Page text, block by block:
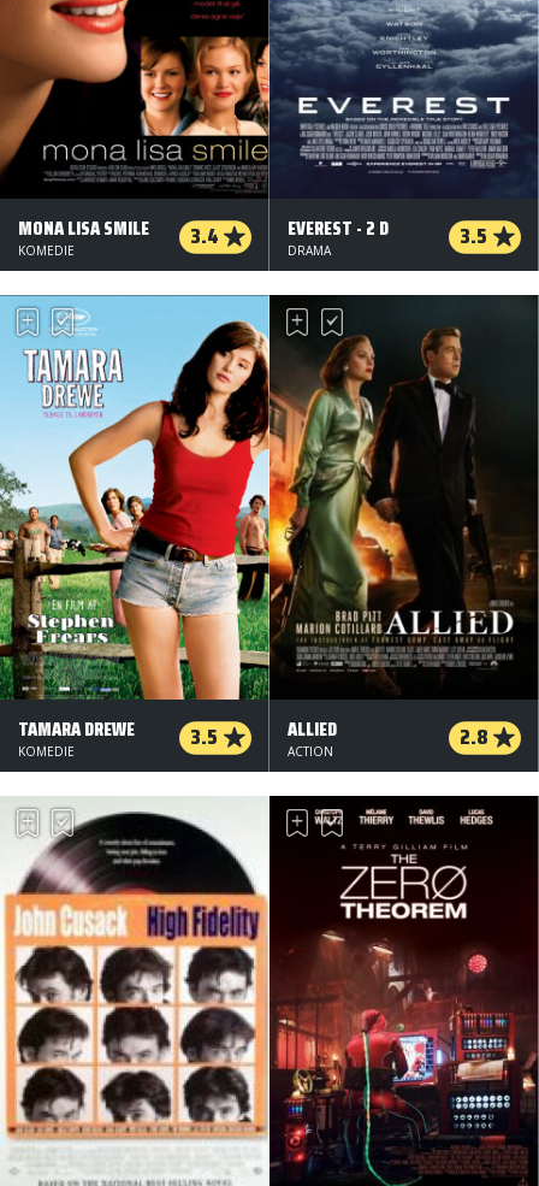
MONA LISA SMILE 3.4
KOMEDIE
EVEREST - 2 D 3.5
DRAMA
TAMARA DREWE 3.5
KOMEDIE
ALLIED 2.8
ACTION